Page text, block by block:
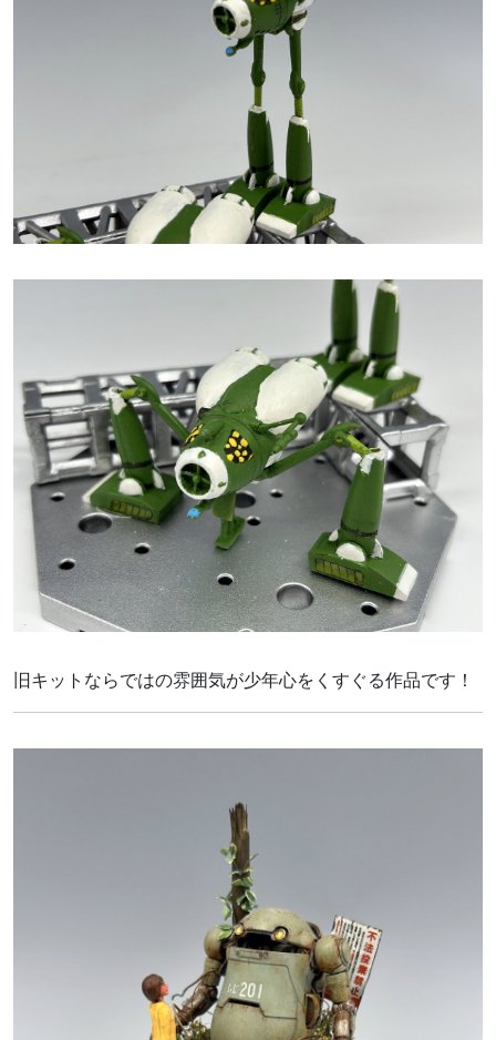
旧キットならではの雰囲気が少年心をくすぐる作品です！